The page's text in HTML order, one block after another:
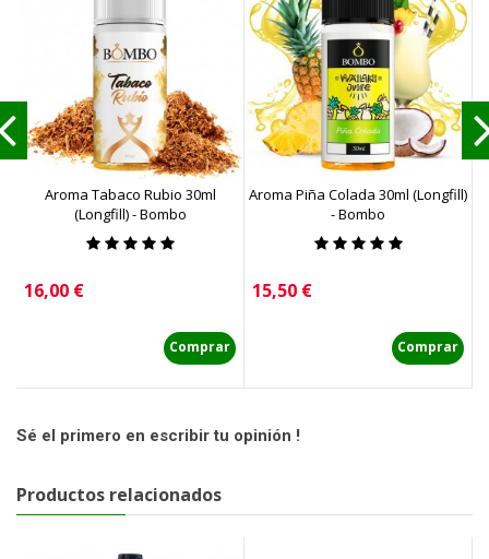
Aroma Tabaco Rubio 30ml
(Longfill) - Bombo
Precio
16,00 €
Comprar
Aroma Piña Colada 30ml (Longfill)
- Bombo
Precio
15,50 €
Comprar
Sé el primero en escribir tu opinión !
Productos relacionados